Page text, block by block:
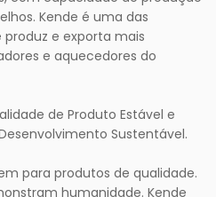
Kende é uma das
e exporta mais
e aquecedores do
de Produto Estável e
Sustentável.
para produtos de qualidade.
humanidade. Kende